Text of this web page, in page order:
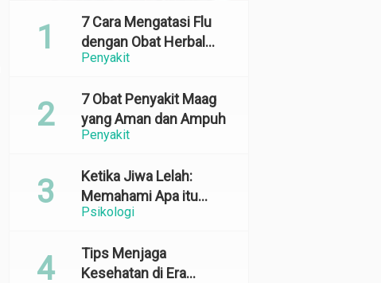
Penyakit
7 Cara Mengatasi Flu
dengan Obat Herbal
yang Ampuh dan
Penyakit
7 Obat Penyakit Maag
yang Aman dan Ampuh
Psikologi
Ketika Jiwa Lelah:
Memahami Apa itu
Emotional Exhaustion
Tips Menjaga
Kesehatan di Era